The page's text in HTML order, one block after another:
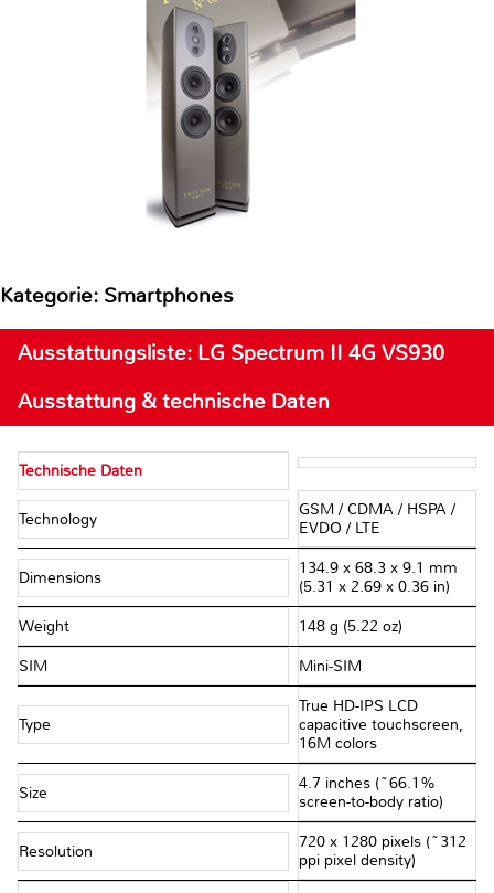
Kategorie: Smartphones
Ausstattungsliste: LG Spectrum II 4G VS930
Ausstattung & technische Daten
Technische Daten
Technology
GSM / CDMA / HSPA /
EVDO / LTE
Dimensions
134.9 x 68.3 x 9.1 mm
(5.31 x 2.69 x 0.36 in)
Weight 148 g (5.22 oz)
SIM Mini-SIM
Type
True HD-IPS LCD
capacitive touchscreen,
16M colors
Size
4.7 inches (~66.1%
screen-to-body ratio)
Resolution
720 x 1280 pixels (~312
ppi pixel density)